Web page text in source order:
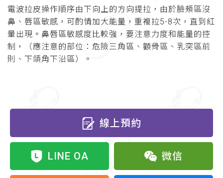
電波拉皮操作順序由下向上的方向提拉，由於臉頰區沒
鼻、唇區敏感，可酌情加大能量，重複拉5-8次，直到紅
暈出現。鼻唇區敏感度比較強，要注意力度和能量的控
制，（應注意的部位：危險三角區、顴骨區、乳突區前
則、下頜角下沿區）。
線上預約
LINE OA 微信